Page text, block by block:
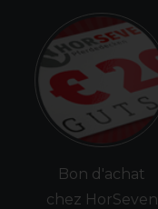
Bon d'achat
chez HorSeven